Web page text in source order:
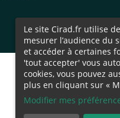
Le site Cirad.fr utilise
mesurer l’audience du
et accéder à certaines
'tout accepter' vous
cookies, vous pouvez
plus en cliquant sur «
Modifier mes